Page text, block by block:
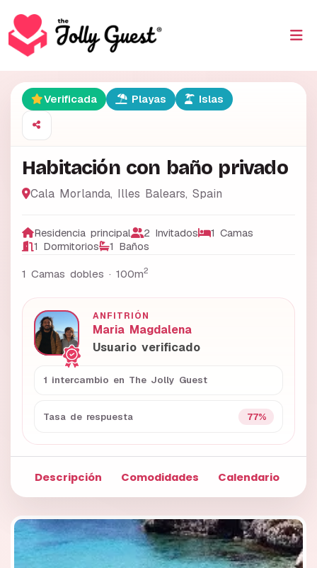
Verificada Playas Islas
Habitación con baño privado
Cala Morlanda, Illes Balears, Spain
Residencia principal 2 Invitados
1 Camas
1 Dormitorios
1 Baños
1 Camas dobles · 100m2
ANFITRIÓN
Maria Magdalena
Usuario verificado
1 intercambio en The Jolly Guest
Tasa de respuesta 77%
Descripción Comodidades Calendario